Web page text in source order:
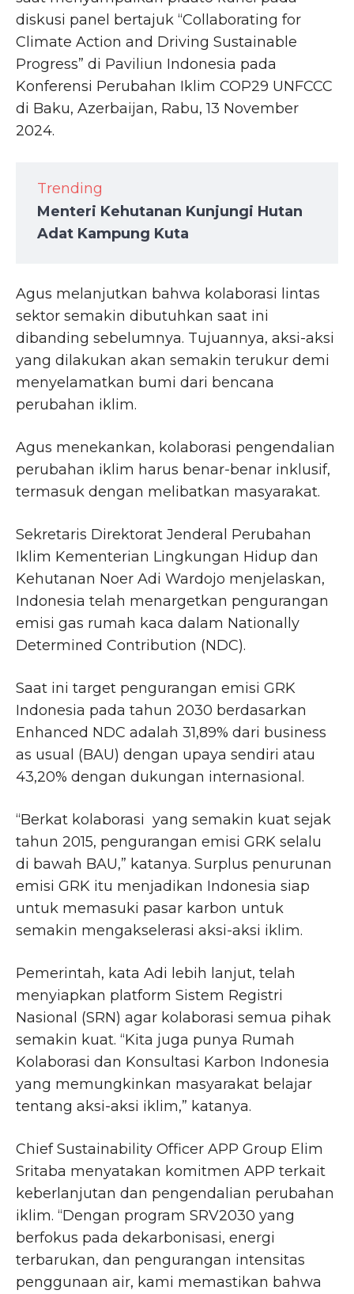
diskusi panel bertajuk “Collaborating for
Climate Action and Driving Sustainable
Progress” di Paviliun Indonesia pada
Konferensi Perubahan Iklim COP29 UNFCCC
di Baku, Azerbaijan, Rabu, 13 November
2024.
Trending
Menteri Kehutanan Kunjungi Hutan
Adat Kampung Kuta
Agus melanjutkan bahwa kolaborasi lintas
sektor semakin dibutuhkan saat ini
dibanding sebelumnya. Tujuannya, aksi-aksi
yang dilakukan akan semakin terukur demi
menyelamatkan bumi dari bencana
perubahan iklim.
Agus menekankan, kolaborasi pengendalian
perubahan iklim harus benar-benar inklusif,
termasuk dengan melibatkan masyarakat.
Sekretaris Direktorat Jenderal Perubahan
Iklim Kementerian Lingkungan Hidup dan
Kehutanan Noer Adi Wardojo menjelaskan,
Indonesia telah menargetkan pengurangan
emisi gas rumah kaca dalam Nationally
Determined Contribution (NDC).
Saat ini target pengurangan emisi GRK
Indonesia pada tahun 2030 berdasarkan
Enhanced NDC adalah 31,89% dari business
as usual (BAU) dengan upaya sendiri atau
43,20% dengan dukungan internasional.
“Berkat kolaborasi yang semakin kuat sejak
tahun 2015, pengurangan emisi GRK selalu
di bawah BAU,” katanya. Surplus penurunan
emisi GRK itu menjadikan Indonesia siap
untuk memasuki pasar karbon untuk
semakin mengakselerasi aksi-aksi iklim.
Pemerintah, kata Adi lebih lanjut, telah
menyiapkan platform Sistem Registri
Nasional (SRN) agar kolaborasi semua pihak
semakin kuat. “Kita juga punya Rumah
Kolaborasi dan Konsultasi Karbon Indonesia
yang memungkinkan masyarakat belajar
tentang aksi-aksi iklim,” katanya.
Chief Sustainability Officer APP Group Elim
Sritaba menyatakan komitmen APP terkait
keberlanjutan dan pengendalian perubahan
iklim. “Dengan program SRV2030 yang
berfokus pada dekarbonisasi, energi
terbarukan, dan pengurangan intensitas
penggunaan air, kami memastikan bahwa